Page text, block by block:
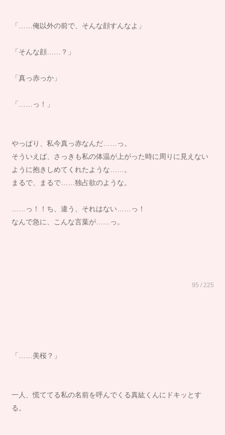
「……俺以外の前で、そんな顔すんなよ」
「そんな顔……？」
「真っ赤っか」
「……っ！」
やっぱり、私今真っ赤なんだ……っ。
そういえば、さっきも私の体温が上がった時に周りに見えない
ように抱きしめてくれたような……。
まるで、まるで……独占欲のような。
……っ！！ち、違う、それはない……っ！
なんで急に、こんな言葉が……っ。
95 / 225
「……美桜？」
一人、慌ててる私の名前を呼んでくる真紘くんにドキッとす
る。